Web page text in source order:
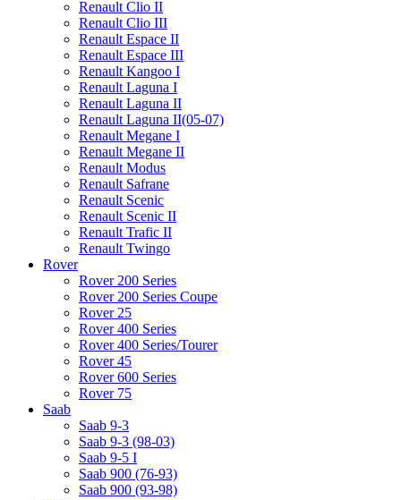
Renault Clio II
Renault Clio III
Renault Espace II
Renault Espace III
Renault Kangoo I
Renault Laguna I
Renault Laguna II
Renault Laguna II(05-07)
Renault Megane I
Renault Megane II
Renault Modus
Renault Safrane
Renault Scenic
Renault Scenic II
Renault Trafic II
Renault Twingo
Rover
Rover 200 Series
Rover 200 Series Coupe
Rover 25
Rover 400 Series
Rover 400 Series/Tourer
Rover 45
Rover 600 Series
Rover 75
Saab
Saab 9-3
Saab 9-3 (98-03)
Saab 9-5 I
Saab 900 (76-93)
Saab 900 (93-98)